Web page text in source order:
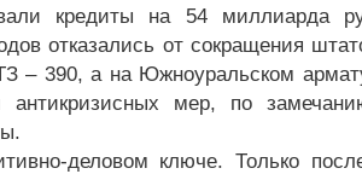
кредиты на 54 миллиарда
отказались от сокращения
– 390, а на Южноуральском
мер, по
деловом ключе. Только